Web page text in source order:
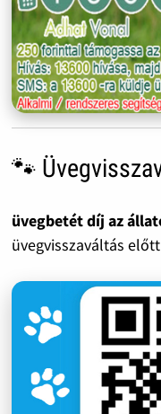
🐾
üvegbetét díj az
üvegvisszaváltás